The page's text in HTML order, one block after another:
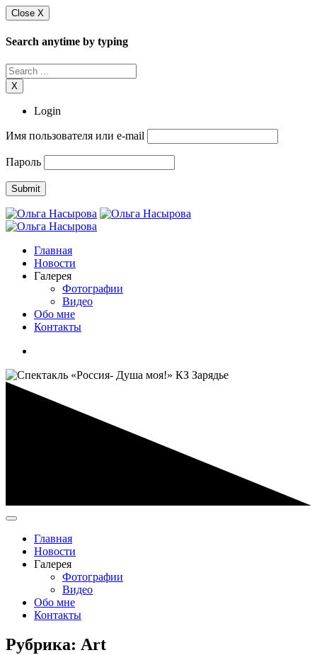
Close X
Search anytime by typing
X
Login
Имя пользователя или e-mail
Пароль
Главная
Новости
Галерея
Фотографии
Видео
Обо мне
Контакты
Главная
Новости
Галерея
Фотографии
Видео
Обо мне
Контакты
Рубрика: Art